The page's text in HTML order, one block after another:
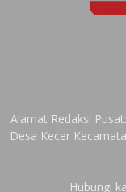
Alamat Redaksi
Desa Kecer
Hubungi